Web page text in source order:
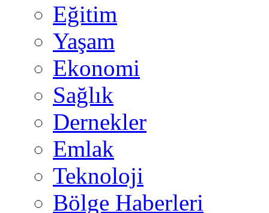
Eğitim
Yaşam
Ekonomi
Sağlık
Dernekler
Emlak
Teknoloji
Bölge Haberleri